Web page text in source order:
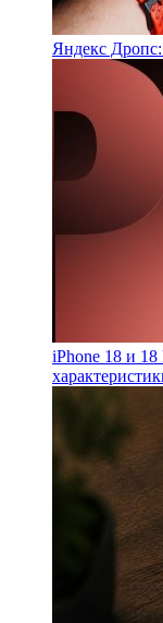
Яндекс
iPhone 18 и 18